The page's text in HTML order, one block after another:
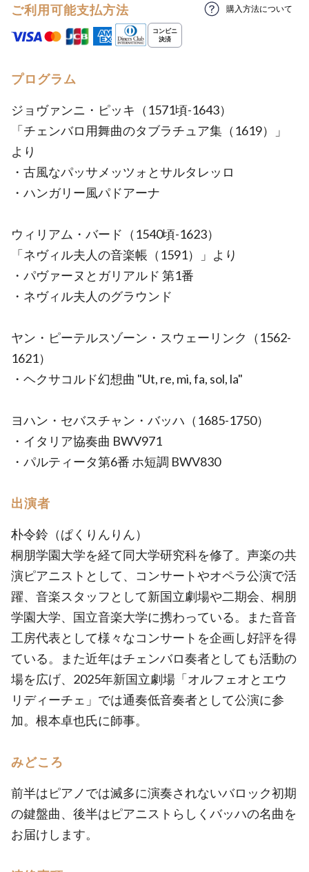
ご利用可能支払方法 購入方法について
プログラム
ジョヴァンニ・ピッキ（1571頃-1643）
「チェンバロ用舞曲のタブラチュア集（1619）」
より
・古風なパッサメッツォとサルタレッロ
・ハンガリー風パドアーナ
ウィリアム・バード（1540頃-1623）
「ネヴィル夫人の音楽帳（1591）」より
・パヴァーヌとガリアルド 第1番
・ネヴィル夫人のグラウンド
ヤン・ピーテルスゾーン・スウェーリンク（1562-
1621）
・ヘクサコルド幻想曲 "Ut, re, mi, fa, sol, la"
ヨハン・セバスチャン・バッハ（1685-1750）
・イタリア協奏曲 BWV971
・パルティータ第6番 ホ短調 BWV830
出演者
朴令鈴（ぱくりんりん）
桐朋学園大学を経て同大学研究科を修了。声楽の共
演ピアニストとして、コンサートやオペラ公演で活
躍、音楽スタッフとして新国立劇場や二期会、桐朋
学園大学、国立音楽大学に携わっている。また音音
工房代表として様々なコンサートを企画し好評を得
ている。また近年はチェンバロ奏者としても活動の
場を広げ、2025年新国立劇場「オルフェオとエウ
リディーチェ」では通奏低音奏者として公演に参
加。根本卓也氏に師事。
みどころ
前半はピアノでは滅多に演奏されないバロック初期
の鍵盤曲、後半はピアニストらしくバッハの名曲を
お届けします。